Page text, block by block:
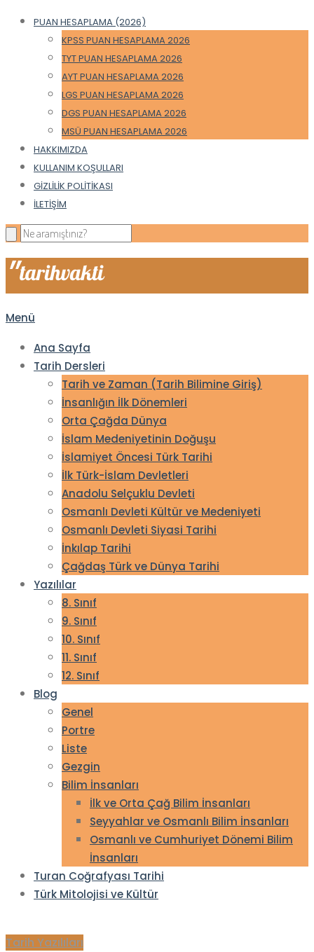
PUAN HESAPLAMA (2026)
KPSS PUAN HESAPLAMA 2026
TYT PUAN HESAPLAMA 2026
AYT PUAN HESAPLAMA 2026
LGS PUAN HESAPLAMA 2026
DGS PUAN HESAPLAMA 2026
MSÜ PUAN HESAPLAMA 2026
HAKKIMIZDA
KULLANIM KOŞULLARI
GIZLILIK POLITIKASI
İLETIŞIM
Menü
Ana Sayfa
Tarih Dersleri
Tarih ve Zaman (Tarih Bilimine Giriş)
İnsanlığın İlk Dönemleri
Orta Çağda Dünya
İslam Medeniyetinin Doğuşu
İslamiyet Öncesi Türk Tarihi
İlk Türk-İslam Devletleri
Anadolu Selçuklu Devleti
Osmanlı Devleti Kültür ve Medeniyeti
Osmanlı Devleti Siyasi Tarihi
İnkılap Tarihi
Çağdaş Türk ve Dünya Tarihi
Yazılılar
8. Sınıf
9. Sınıf
10. Sınıf
11. Sınıf
12. Sınıf
Blog
Genel
Portre
Liste
Gezgin
Bilim İnsanları
İlk ve Orta Çağ Bilim İnsanları
Seyyahlar ve Osmanlı Bilim İnsanları
Osmanlı ve Cumhuriyet Dönemi Bilim
İnsanları
Turan Coğrafyası Tarihi
Türk Mitolojisi ve Kültür
Tarih Yazılıları